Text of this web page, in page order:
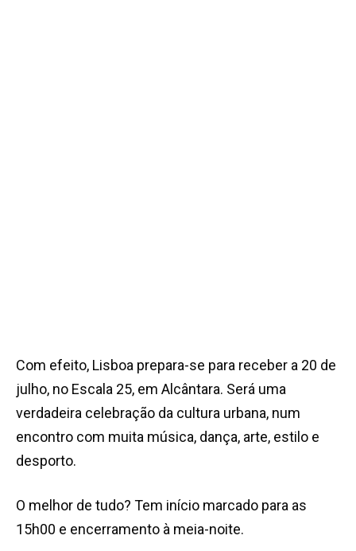
Com efeito, Lisboa prepara-se para receber a 20 de
julho, no Escala 25, em Alcântara. Será uma
verdadeira celebração da cultura urbana, num
encontro com muita música, dança, arte, estilo e
desporto.
O melhor de tudo? Tem início marcado para as
15h00 e encerramento à meia-noite.